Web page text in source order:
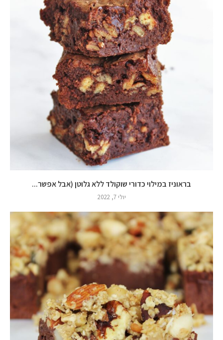
בראוניז במילוי כדורי שוקולד ללא גלוטן (אבל אפשר...
יולי 7, 2022